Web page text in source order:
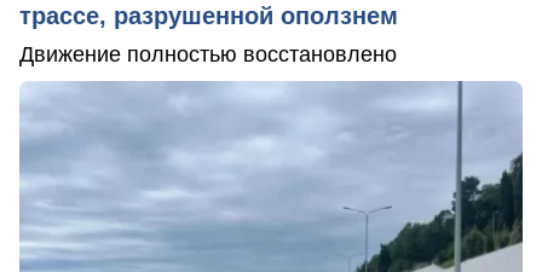
трассе, разрушенной оползнем
Движение полностью восстановлено